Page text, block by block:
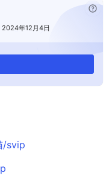
2024年12月4日
已
/svip